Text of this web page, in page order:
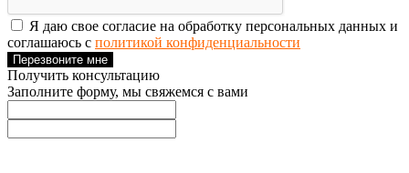
Я даю свое согласие на обработку персональных данных и
соглашаюсь с политикой конфиденциальности
Перезвоните мне
Получить консультацию
Заполните форму, мы свяжемся с вами